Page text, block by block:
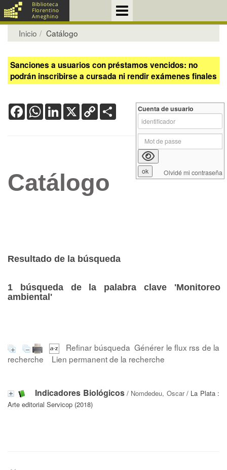
Inicio Catálogo
Sanciones a usuarios con préstamos vencidos: no
podrán inscribirse a cursada ni rendir exámenes finales
FacebookWhatsApp
LinkedIn
X Copy
Link
Catálogo
Resultado de la búsqueda
1 búsqueda de la palabra clave 'Monitoreo
ambiental'
Refinar búsqueda Générer le flux rss de la
recherche
Lien permanent de la recherche
Indicadores Biológicos/ Nomdedeu, Oscar/ La Plata :
Arte editorial Servicop (2018)
Cuenta de usuario
Olvidé mi contraseña